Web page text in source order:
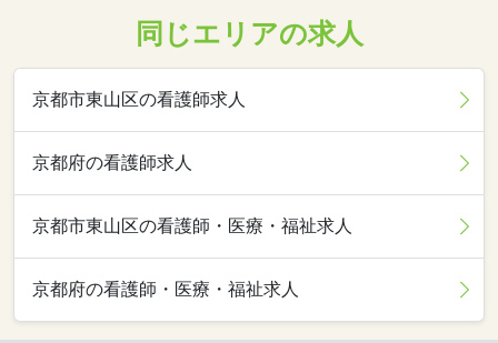
同じエリアの求人
京都市東山区の看護師求人
京都府の看護師求人
京都市東山区の看護師・医療・福祉求人
京都府の看護師・医療・福祉求人